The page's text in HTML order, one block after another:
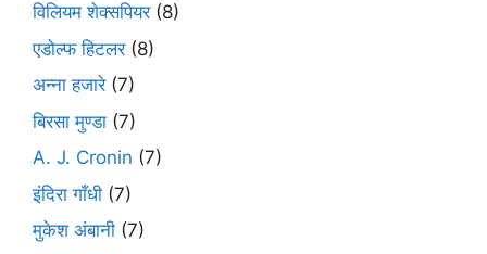
विलियम शेक्सपियर(8)
एडोल्फ हिटलर(8)
अन्ना हजारे(7)
बिरसा मुण्डा (7)
A. J. Cronin (7)
इंदिरा गाँधी (7)
मुकेश अंबानी (7)